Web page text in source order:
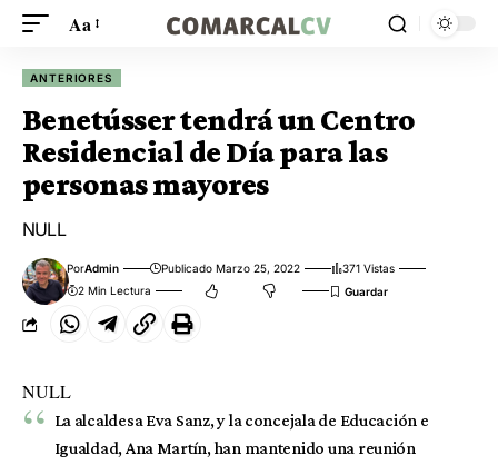
Aa
ANTERIORES
Benetússer tendrá un Centro
Residencial de Día para las
personas mayores
NULL
PorAdmin Publicado Marzo 25, 2022
371 Vistas
2 Min Lectura
NULL
La alcaldesa Eva Sanz, y la concejala de Educación e
Igualdad, Ana Martín, han mantenido una reunión